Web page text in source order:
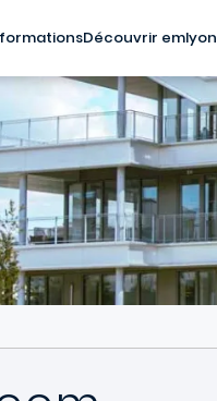
formationsDécouvrir emlyon